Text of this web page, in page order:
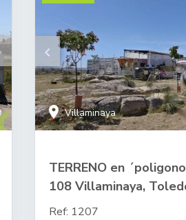
keyboard_arrow_left
location_onVillaminaya
TERRENO en
108 Villaminaya,
Villaminaya
Ref: 1207